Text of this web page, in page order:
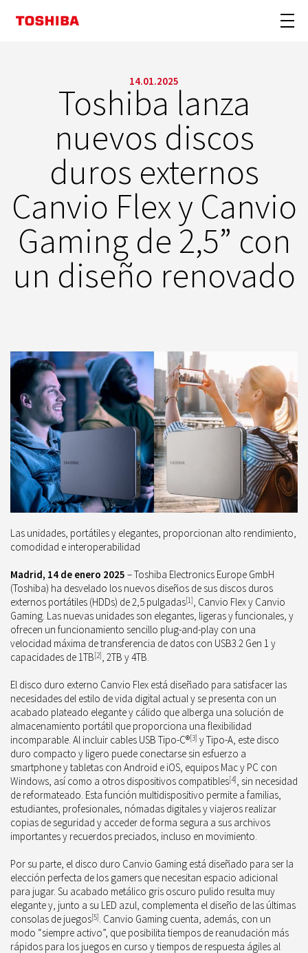
14.01.2025
Toshiba lanza
nuevos discos
duros externos
Canvio Flex y Canvio
Gaming de 2,5” con
un diseño renovado
Las unidades, portátiles y elegantes, proporcionan alto rendimiento,
comodidad e interoperabilidad
Madrid, 14 de enero 2025 – Toshiba Electronics Europe GmbH
(Toshiba) ha desvelado los nuevos diseños de sus discos duros
externos portátiles (HDDs) de 2,5 pulgadas[1], Canvio Flex y Canvio
Gaming. Las nuevas unidades son elegantes, ligeras y funcionales, y
ofrecen un funcionamiento sencillo plug-and-play con una
velocidad máxima de transferencia de datos con USB3.2 Gen 1 y
capacidades de 1TB[2], 2TB y 4TB.
El disco duro externo Canvio Flex está diseñado para satisfacer las
necesidades del estilo de vida digital actual y se presenta con un
acabado plateado elegante y cálido que alberga una solución de
almacenamiento portátil que proporciona una flexibilidad
incomparable. Al incluir cables USB Tipo-C®[3] y Tipo-A, este disco
duro compacto y ligero puede conectarse sin esfuerzo a
smartphone y tabletas con Android e iOS, equipos Mac y PC con
Windows, así como a otros dispositivos compatibles[4], sin necesidad
de reformateado. Esta función multidispositivo permite a familias,
estudiantes, profesionales, nómadas digitales y viajeros realizar
copias de seguridad y acceder de forma segura a sus archivos
importantes y recuerdos preciados, incluso en movimiento.
Por su parte, el disco duro Canvio Gaming está diseñado para ser la
elección perfecta de los gamers que necesitan espacio adicional
para jugar. Su acabado metálico gris oscuro pulido resulta muy
elegante y, junto a su LED azul, complementa el diseño de las últimas
consolas de juegos[5]. Canvio Gaming cuenta, además, con un
modo “siempre activo”, que posibilita tiempos de reanudación más
rápidos para los juegos en curso y tiempos de respuesta ágiles al